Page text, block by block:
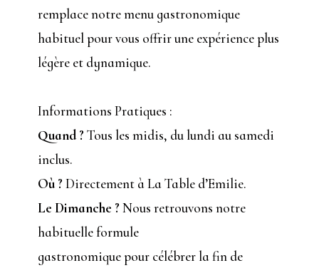
remplace notre menu gastronomique
habituel pour vous offrir une expérience plus
légère et dynamique.
Informations Pratiques :
Quand ? Tous les midis, du lundi au samedi
inclus.
Où ? Directement à La Table d’Emilie.
Le Dimanche ? Nous retrouvons notre
habituelle formule
gastronomique pour célébrer la fin de